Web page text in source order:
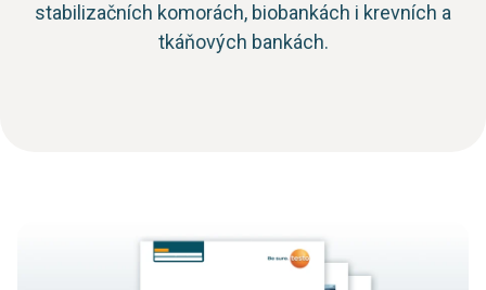
stabilizačních komorách, biobankách i krevních a
tkáňových bankách.